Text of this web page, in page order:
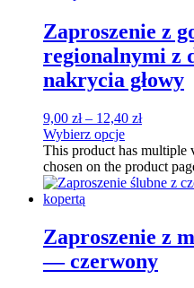
Zaproszenie z
regionalnymi z
nakrycia głowy
9,00 zł– 12,40 zł
Wybierz opcje
This product has multiple
chosen on the product
Zaproszenie z
— czerwony